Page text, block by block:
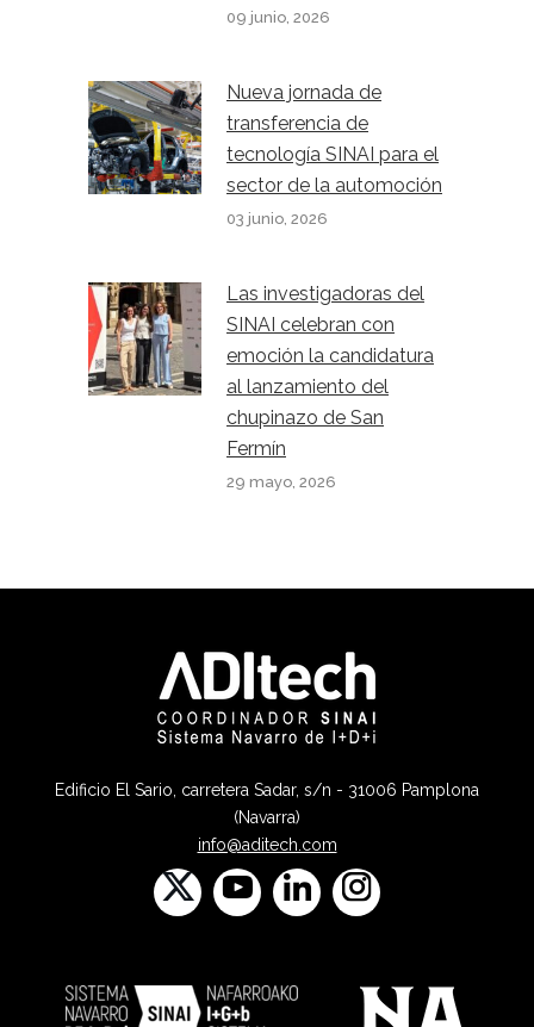
09 junio, 2026
Nueva jornada de
transferencia de
tecnología SINAI para el
sector de la automoción
03 junio, 2026
Las investigadoras del
SINAI celebran con
emoción la candidatura
al lanzamiento del
chupinazo de San
Fermín
29 mayo, 2026
Edificio El Sario, carretera Sadar, s/n - 31006 Pamplona
(Navarra)
info@aditech.com